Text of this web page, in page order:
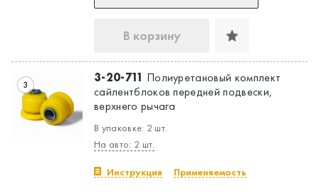
В корзину
3 3-20-711 Полиуретановый комплект
сайлентблоков передней подвески,
верхнего рычага
В упаковке: 2 шт.
На авто: 2 шт.
Инструкция Применяемость